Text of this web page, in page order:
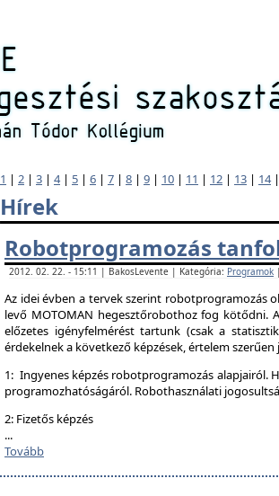
1 | 2 | 3 | 4| 5 | 6 | 7 | 8 | 9 | 10 | 11 | 12 | 13 | 14|
Hírek
Robotprogramozás
2012. 02. 22. - 15:11 | BakosLevente | Kategória: Programok |
Az idei évben a tervek szerint robotprogramozás
levő MOTOMAN hegesztőrobothoz fog kötődni.
előzetes igényfelmérést tartunk (csak a
érdekelnek a következő képzések, értelem szerűen
1: Ingyenes képzés robotprogramozás alapjairól.
programozhatóságáról. Robothasználati
2: Fizetős képzés
...
Tovább